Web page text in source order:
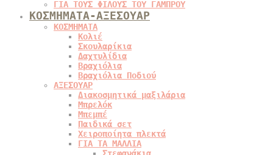
ΓΙΑ ΤΟΥΣ ΦΙΛΟΥΣ ΤΟΥ ΓΑΜΠΡΟΥ
ΚΟΣΜΗΜΑΤΑ-ΑΞΕΣΟΥΑΡ
ΚΟΣΜΗΜΑΤΑ
Κολιέ
Σκουλαρίκια
Δαχτυλίδια
Βραχιόλια
Βραχιόλια Ποδιού
ΑΞΕΣΟΥΑΡ
Διακοσμητικά μαξιλάρια
Μπρελόκ
Μπεμπέ
Παιδικά σετ
Χειροποίητα πλεκτά
ΓΙΑ ΤΑ ΜΑΛΛΙΑ